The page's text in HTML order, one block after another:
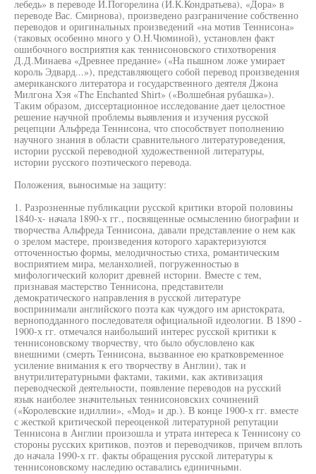
лебедь» в переводе И.Погорелина (И.К.Кондратьева), «Дора» в
переводе Вас. Смирнова), произведено разграничение собственно
переводов и оригинальных произведений «на мотив Теннисона»
(таковых особенно много у О.Н.Чюминой), установлен факт
ошибочного восприятия как теннисоновского стихотворения
Д.Д.Минаева «Древнее предание» («На пышном ложе умирает
король Эдвард...»), представляющего собой перевод произведения
американского литератора и государственного деятеля Джона
Милгона Хэя «The Enchanted Shirt» («Волшебная рубашка»).
Таким образом, диссертационное исследование дает целостное
решение научной проблемы выявления и изучения русской
рецепции Альфреда Теннисона, что способствует пополнению
научного знания в области сравнительного литературоведения,
истории русской переводной художественной литературы,
истории русского поэтического перевода.
Положения, выносимые на защиту:
1. Разрозненные публикации русской критики второй половины
1840-х- начала 1890-х гг., посвященные осмыслению биографии и
творчества Альфреда Теннисона, давали представление о нем как
о зрелом мастере, произведения которого характеризуются
отточенностью формы, мелодичностью стиха, романтическим
восприятием мира, меланхолией, погруженностью в
мифологический колорит древней истории. Вместе с тем,
признавая мастерство Теннисона, представители
демократического направления в русской литературе
воспринимали английского поэта как чуждого им аристократа,
верноподданного последователя официальной идеологии. В 1890 -
1900-х гг. отмечался наибольший интерес русской критики к
теннисоновскому творчеству, что было обусловлено как
внешними (смерть Теннисона, вызванное ею кратковременное
усиление внимания к его творчеству в Англии), так и
внутрилитературными фактами, такими, как активизация
переводческой деятельности, появление переводов на русский
язык наиболее значительных теннисоновских сочинений
(«Королевские идиллии», «Мод» и др.). В конце 1900-х гг. вместе
с жесткой критической переоценкой литературной репутации
Теннисона в Англии произошла и утрата интереса к Теннисону со
стороны русских критиков, поэтов и переводчиков, причем вплоть
до начала 1990-х гг. факты обращения русской литературы к
теннисоновскому наследию оставались единичными.